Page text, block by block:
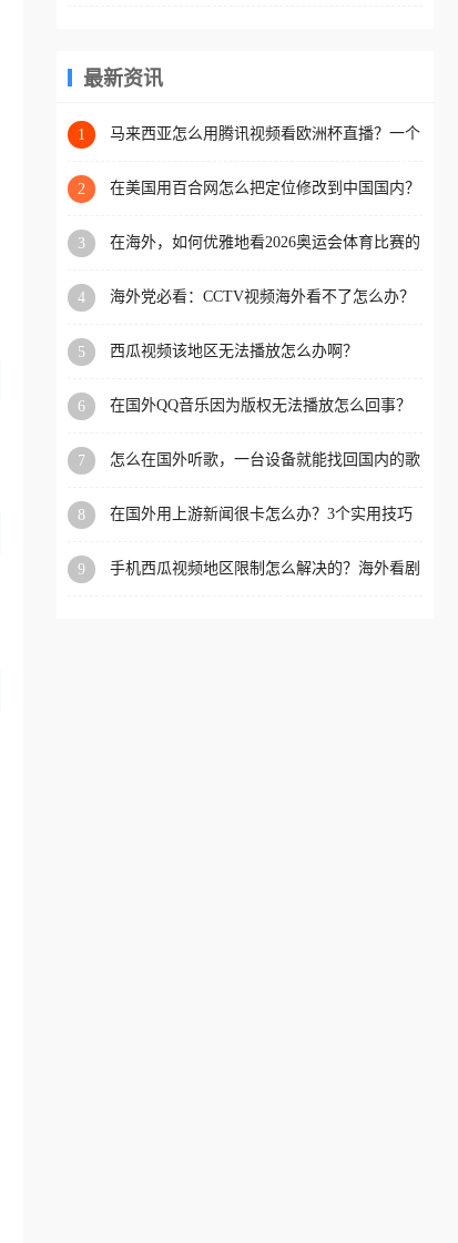
区工作、留学、定居等，都
权限制所困扰。
回国加速器，即可解决「海
版权限制」的问题，无论人
国、加拿大、澳大利亚、欧
学、定居等，都可以使用，
扰。
最新资讯
1
马来西亚怎么用腾讯视频看欧洲杯直播？一个
2
在美国用百合网怎么把定位修改到中国国内？
3
在海外，如何优雅地看2026奥运会体育比赛的
4
海外党必看：CCTV视频海外看不了怎么办？
5 西瓜视频该地区无法播放怎么办啊？
6
在国外QQ音乐因为版权无法播放怎么回事？
7
怎么在国外听歌，一台设备就能找回国内的歌
8
在国外用上游新闻很卡怎么办？3个实用技巧
9
手机西瓜视频地区限制怎么解决的？海外看剧